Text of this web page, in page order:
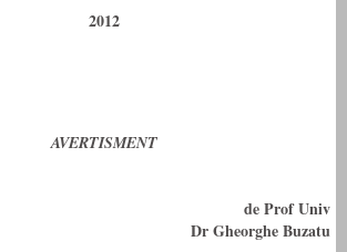
2012
AVERTISMENT
Univ
Dr Gheorghe Buzatu